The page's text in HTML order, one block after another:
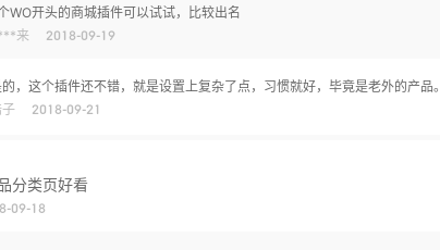
WO开头的商城插件可以试试，比较出名
来
2018-09-19
，这个插件还不错，就是设置上复杂了点，习惯就好，毕竟是老外的产品。
子
2018-09-21
分类页好看
09-18